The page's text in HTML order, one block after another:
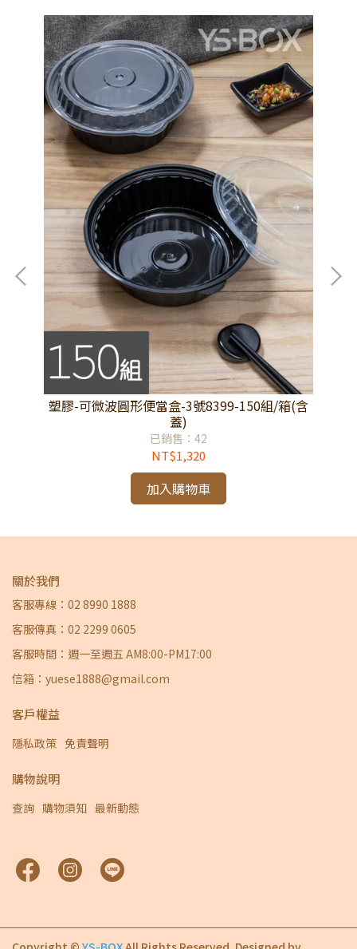
塑膠-可微波圓形便當盒-3號8399-150組/箱(含
蓋)
已銷售：42
NT$1,320
加入購物車
關於我們
客服專線：02 8990 1888
客服傳真：02 2299 0605
客服時間：週一至週五 AM8:00-PM17:00
信箱：yuese1888@gmail.com
客戶權益
隱私政策 免責聲明
購物說明
查詢 購物須知 最新動態